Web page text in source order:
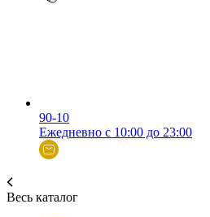
90-10
Ежедневно с 10:00 до 23:00
Весь каталог